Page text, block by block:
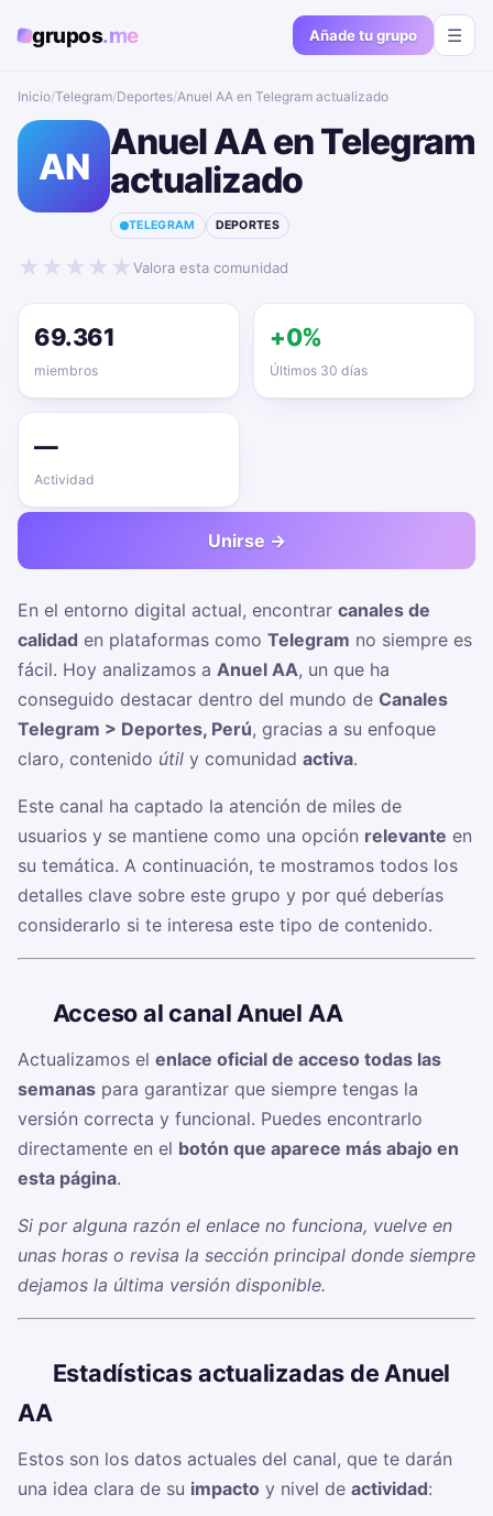
grupos.me Añade tu grupo ☰
Inicio/Telegram/Deportes/Anuel AA en Telegram actualizado📱🔥
AN
Anuel AA en Telegram
actualizado📱🔥
TELEGRAM DEPORTES
★ ★ ★ ★ ★Valora esta comunidad
69.361
miembros
+0%
Últimos 30 días
—
Actividad
Unirse →
En el entorno digital actual, encontrar canales de
calidad en plataformas como Telegram no siempre es
fácil. Hoy analizamos a Anuel AA, un que ha
conseguido destacar dentro del mundo de Canales
Telegram > Deportes, Perú, gracias a su enfoque
claro, contenido útil y comunidad activa.
Este canal ha captado la atención de miles de
usuarios y se mantiene como una opción relevante en
su temática. A continuación, te mostramos todos los
detalles clave sobre este grupo y por qué deberías
considerarlo si te interesa este tipo de contenido.
Acceso al canal Anuel AA
Actualizamos el enlace oficial de acceso todas las
semanas para garantizar que siempre tengas la
versión correcta y funcional. Puedes encontrarlo
directamente en el botón que aparece más abajo en
esta página.
Si por alguna razón el enlace no funciona, vuelve en
unas horas o revisa la sección principal donde siempre
dejamos la última versión disponible.
Estadísticas actualizadas de Anuel
AA
Estos son los datos actuales del canal, que te darán
una idea clara de su impacto y nivel de actividad: